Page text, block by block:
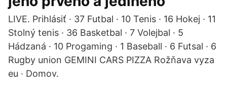
LIVE. Prihlásiť · 37 Futbal · 10 Tenis · 16 Hokej · 11
Stolný tenis · 36 Basketbal · 7 Volejbal · 5
Hádzaná · 10 Progaming · 1 Baseball · 6 Futsal · 6
Rugby union GEMINI CARS PIZZA Rožňava vyza
eu · Domov.